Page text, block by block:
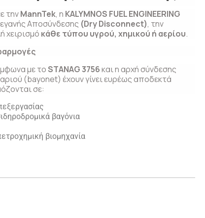
τηνMannTek, η KALYMNOS FUEL ENGINEERING
Αποσύνδεσης (Dry Disconnect), την
χειρισμό κάθε τύπου υγρού, χημικού ή αερίου.
με τοSTANAG 3756και η αρχή σύνδεσης
(bayonet) έχουν γίνει ευρέως αποδεκτά
σε:
βαγόνια
βιομηχανία